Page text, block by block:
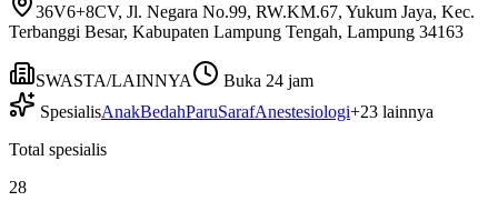
36V6+8CV, Jl. Negara No.99, RW.KM.67, Yukum Jaya, Kec.
Terbanggi Besar, Kabupaten Lampung Tengah, Lampung 34163
SWASTA/LAINNYA
Buka 24 jam
SpesialisAnakBedahParuSarafAnestesiologi+23 lainnya
Total spesialis
28